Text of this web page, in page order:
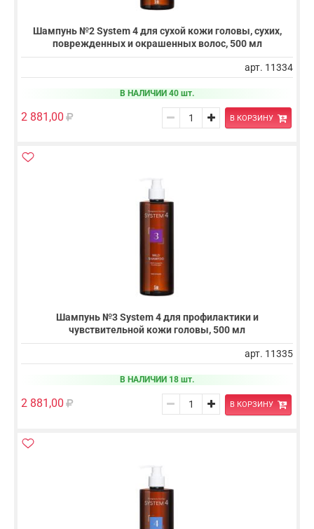
Шампунь №2 System 4 для сухой кожи головы, сухих,
поврежденных и окрашенных волос, 500 мл
арт. 11334
В НАЛИЧИИ 40 шт.
2 881,00 В КОРЗИНУ
Шампунь №3 System 4 для профилактики и
чувствительной кожи головы, 500 мл
арт. 11335
В НАЛИЧИИ 18 шт.
2 881,00 В КОРЗИНУ